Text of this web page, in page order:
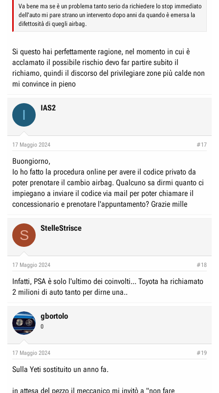
D
s
u
s
s
i
e
i
z
i
Va bene ma se è un problema tanto serio da richiedere lo stop immediato
dell'auto mi pare strano un intervento dopo anni da quando è emersa la
difettosità di quegli airbag.
Si questo hai perfettamente ragione, nel momento in cui è
acclamato il possibile rischio devo far partire subito il
richiamo, quindi il discorso del privilegiare zone più calde non
mi convince in pieno
I IAS2
17 Maggio 2024 #17
Buongiorno,
Io ho fatto la procedura online per avere il codice privato da
poter prenotare il cambio airbag. Qualcuno sa dirmi quanto ci
impiegano a inviare il codice via mail per poter chiamare il
concessionario e prenotare l'appuntamento? Grazie mille
S StelleStrisce
17 Maggio 2024 #18
Infatti, PSA è solo l'ultimo dei coinvolti... Toyota ha richiamato
2 milioni di auto tanto per dirne una..
gbortolo
0
17 Maggio 2024 #19
Sulla Yeti sostituito un anno fa.
in attesa del pezzo il meccanico mi invitò a "non fare